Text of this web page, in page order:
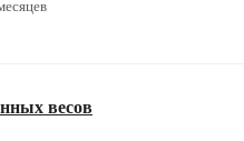
весов